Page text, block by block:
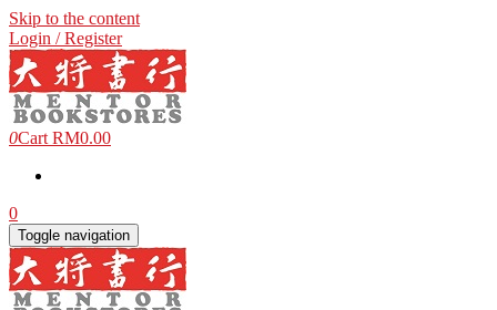
Skip to the content
Login / Register
0Cart RM0.00
0
Toggle navigation